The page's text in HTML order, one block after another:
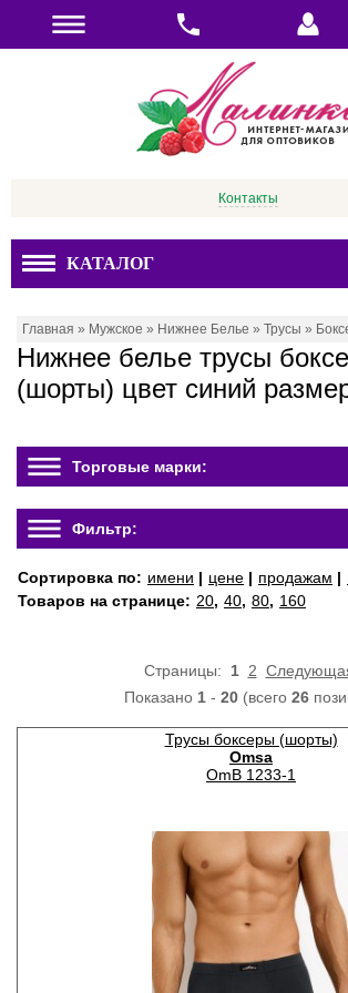
Контакты
КАТАЛОГ
Главная » Мужское » Нижнее Белье » Трусы »
Нижнее белье трусы
(шорты) цвет синий
Торговые марки:
Фильтр:
Сортировка по: имени | цене | продажам |
Товаров на странице: 20, 40, 80, 160
Страницы: 1 2
Показано 1- 20(всего 26
Трусы боксеры (шорты)
Omsa
OmB 1233-1